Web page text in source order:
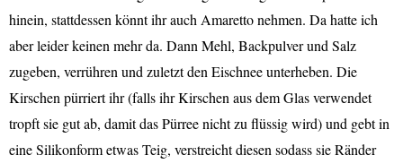
hinein, stattdessen könnt ihr auch Amaretto nehmen. Da hatte ich
aber leider keinen mehr da. Dann Mehl, Backpulver und Salz
zugeben, verrühren und zuletzt den Eischnee unterheben. Die
Kirschen pürriert ihr (falls ihr Kirschen aus dem Glas verwendet
tropft sie gut ab, damit das Pürree nicht zu flüssig wird) und gebt in
eine Silikonform etwas Teig, verstreicht diesen sodass sie Ränder